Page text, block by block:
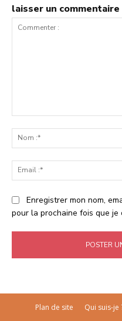
laisser un commentaire
Enregistrer mon nom,
pour la prochaine fois que je
Plan de site Qui suis-je